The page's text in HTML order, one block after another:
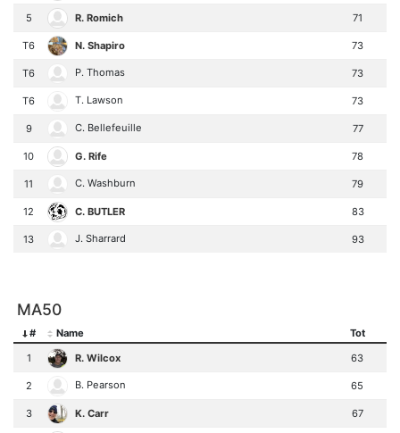
5 R. Romich 71
T6 N. Shapiro 73
T6 P. Thomas 73
T6 T. Lawson 73
9 C. Bellefeuille 77
10 G. Rife 78
11 C. Washburn 79
12 C. BUTLER 83
13 J. Sharrard 93
MA50
# Name
Tot
1
R. Wilcox 63
2 B. Pearson 65
3 K. Carr 67